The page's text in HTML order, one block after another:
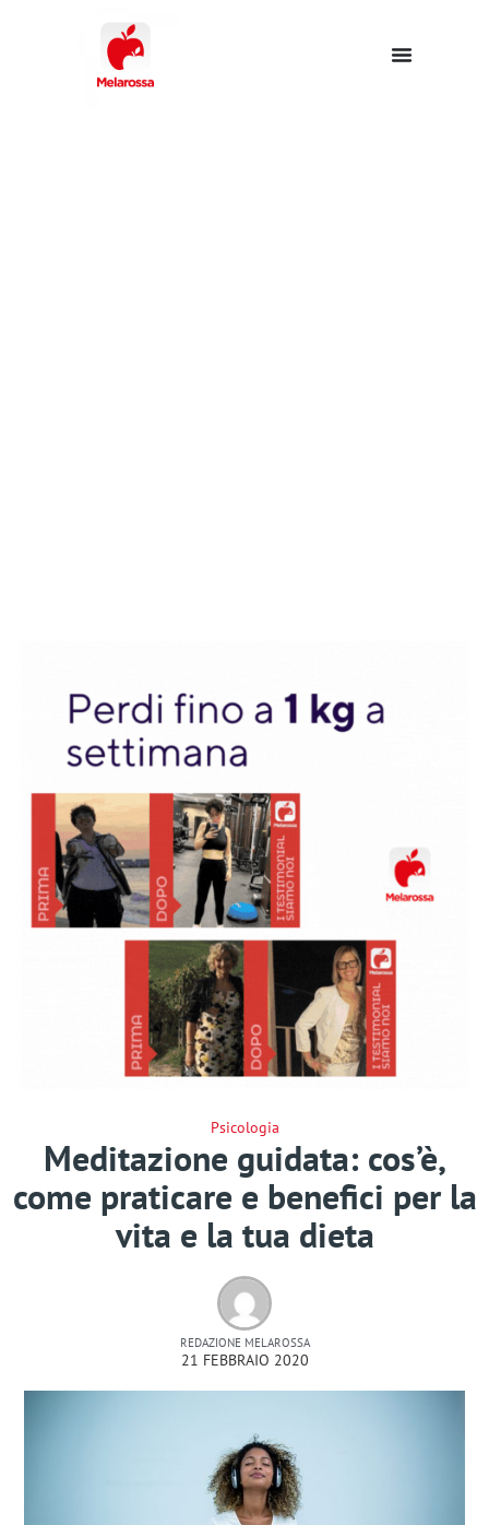
Psicologia
Meditazione guidata: cos’è,
come praticare e benefici per la
vita e la tua dieta
REDAZIONE MELAROSSA
21 FEBBRAIO 2020